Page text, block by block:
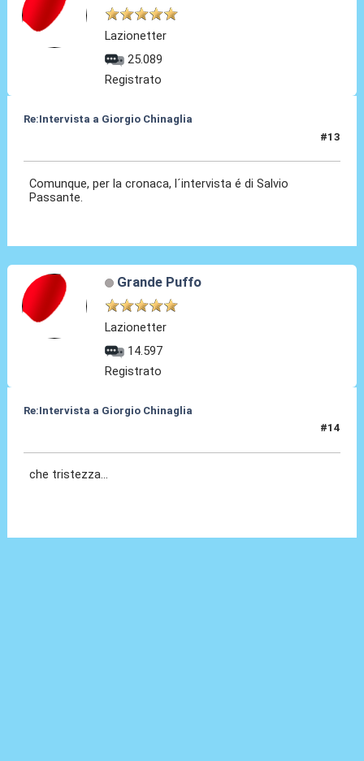
Lazionetter
25.089
Registrato
Re:Intervista a Giorgio Chinaglia
#13
Comunque, per la cronaca, l´intervista é di Salvio
Passante.
Grande Puffo
Lazionetter
14.597
Registrato
Re:Intervista a Giorgio Chinaglia
#14
che tristezza...